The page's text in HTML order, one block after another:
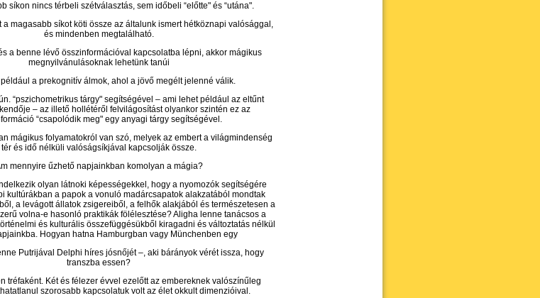
síkon nincs térbeli szétválasztás, sem időbeli “előtte" és “utána".
a magasabb síkot köti össze az általunk ismert hétköznapi valósággal,
és mindenben megtalálható.
a benne lévő összinformációval kapcsolatba lépni, akkor mágikus
megnyilvánulásoknak lehetünk tanúi
a prekognitív álmok, ahol a jövő megélt jelenné válik.
“pszichometrikus tárgy" segítségével – ami lehet például az eltűnt
– az illető hollétéről felvilágosítást olyankor szintén ez az
“csapolódik meg" egy anyagi tárgy segítségével.
mágikus folyamatokról van szó, melyek az embert a világmindenség
tér és idő nélküli valóságsíkjával kapcsolják össze.
mennyire űzhető napjainkban komolyan a mágia?
olyan látnoki képességekkel, hogy a nyomozók segítségére
kultúrákban a papok a vonuló madárcsapatok alakzatából mondtak
a levágott állatok zsigereiből, a felhők alakjából és természetesen a
volna-e hasonló praktikák fölélesztése? Aligha lenne tanácsos a
és kulturális összefüggésükből kiragadni és változtatás nélkül
Hogyan hatna Hamburgban vagy Münchenben egy
Putrijával Delphi híres jósnőjét –, aki bárányok vérét issza, hogy
transzba essen?
tréfaként. Két és félezer évvel ezelőtt az embereknek valószínűleg
szorosabb kapcsolatuk volt az élet okkult dimenzióival.